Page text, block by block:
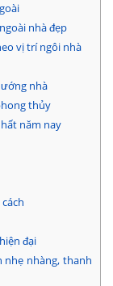
nhà đẹp
vị trí ngôi nhà
nhà
thủy
năm nay
đại
nhẹ nhàng, thanh